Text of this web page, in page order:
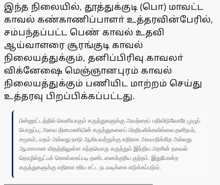
இந்த நிலையில், தூத்துக்குடி (பொ) மாவட்ட
காவல் கண்காணிப்பாளா் உத்தரவின்பேரில்,
சம்பந்தப்பட்ட பெண் காவல் உதவி
ஆய்வாளரை சூரங்குடி காவல்
நிலையத்துக்கும், தனிப்பிரிவு காவலா்
விக்னேஷை மெஞ்ஞானபுரம் காவல்
நிலையத்துக்கும் பணியிட மாற்றம் செய்து
உத்தரவு பிறப்பிக்கப்பட்டது.
பின்னூட்டத்தில் வெளியாகும் கருத்துகளுக்கு அவற்றைப் பதிவிடுவோரே முழுப்
பொறுப்பு; அவை தினமணியின் கருத்துகளைப் பிரதிபலிக்கவில்லை.தனிநபர்,
சமூகம், மதம் அல்லது நாடு ஆகியவற்றுக்கு எதிராக அவமதிக்கிற அல்லது
ஆபாசமான விதத்திலுள்ள எந்தவொரு கருத்தும் இந்திய அரசின் தகவல்
தொழில்நுட்பக் கொள்கைப்படி தண்டனைக்குரிய குற்றம். இதுபோன்ற
கருத்துகளுக்கு எதிராக உரிய சட்ட நடவடிக்கை எடுக்கப்படும்.